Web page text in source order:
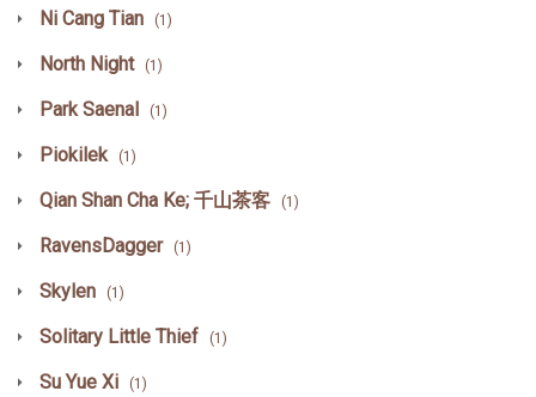
Ni Cang Tian (1)
North Night (1)
Park Saenal (1)
Piokilek (1)
Qian Shan Cha Ke; 千山茶客 (1)
RavensDagger (1)
Skylen (1)
Solitary Little Thief (1)
Su Yue Xi (1)